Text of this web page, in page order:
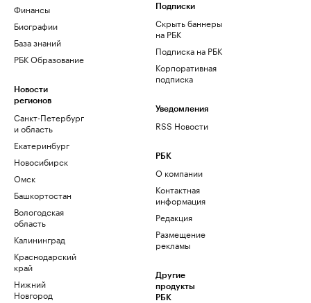
Финансы
Биографии
База знаний
РБК Образование
Новости
регионов
Санкт-Петербург
и область
Екатеринбург
Новосибирск
Омск
Башкортостан
Вологодская
область
Калининград
Краснодарский
край
Нижний
Новгород
Подписки
Скрыть баннеры
на РБК
Подписка на РБК
Корпоративная
подписка
Уведомления
RSS Новости
РБК
О компании
Контактная
информация
Редакция
Размещение
рекламы
Другие
продукты
РБК